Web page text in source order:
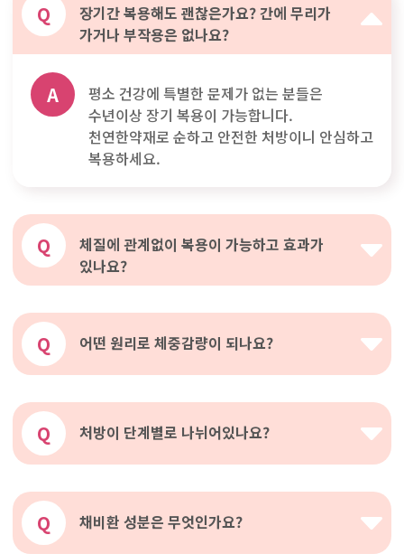
Q
장기간 복용해도 괜찮은가요? 간에 무리가
가거나 부작용은 없나요?
A
평소 건강에 특별한 문제가 없는 분들은
수년이상 장기 복용이 가능합니다.
천연한약재로 순하고 안전한 처방이니 안심하고
복용하세요.
Q
체질에 관계없이 복용이 가능하고 효과가
있나요?
Q 어떤 원리로 체중감량이 되나요?
Q 처방이 단계별로 나뉘어있나요?
Q 채비환 성분은 무엇인가요?